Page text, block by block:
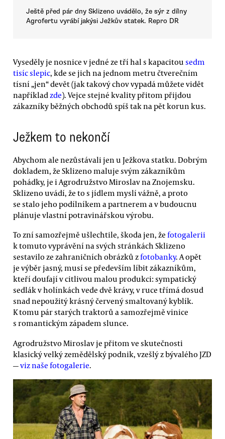
Ještě před pár dny Sklizeno uvádělo, že sýr z dílny
Agrofertu vyrábí jakýsi Ježkův statek. Repro DR
Vyseděly je nosnice v jedné ze tří hal s kapacitou sedm
tisíc slepic, kde se jich na jednom metru čtverečním
tísní „jen“ devět (jak takový chov vypadá můžete vidět
napříkladzde). Vejce stejné kvality přitom přijdou
zákazníky běžných obchodů spíš tak na pět korun kus.
Ježkem to nekončí
Abychom ale nezůstávali jen u Ježkova statku. Dobrým
dokladem, že Sklizeno maluje svým zákazníkům
pohádky, je i Agrodružstvo Miroslav na Znojemsku.
Sklizeno uvádí, že to s jídlem myslí vážně, a proto
se stalo jeho podílníkem a partnerem a v budoucnu
plánuje vlastní potravinářskou výrobu.
To zní samozřejmě ušlechtile, škoda jen, že fotogalerii
k tomuto vyprávění na svých stránkách Sklizeno
sestavilo ze zahraničních obrázků zfotobanky. A opět
je výběr jasný, musí se především líbit zákazníkům,
kteří doufají v citlivou malou produkci: sympatický
sedlák v holínkách vede dvě krávy, v ruce třímá dosud
snad nepoužitý krásný červený smaltovaný kyblík.
K tomu pár starých traktorů a samozřejmě vinice
s romantickým západem slunce.
Agrodružstvo Miroslav je přitom ve skutečnosti
klasický velký zemědělský podnik, vzešlý z bývalého JZD
—viz naše fotogalerie.